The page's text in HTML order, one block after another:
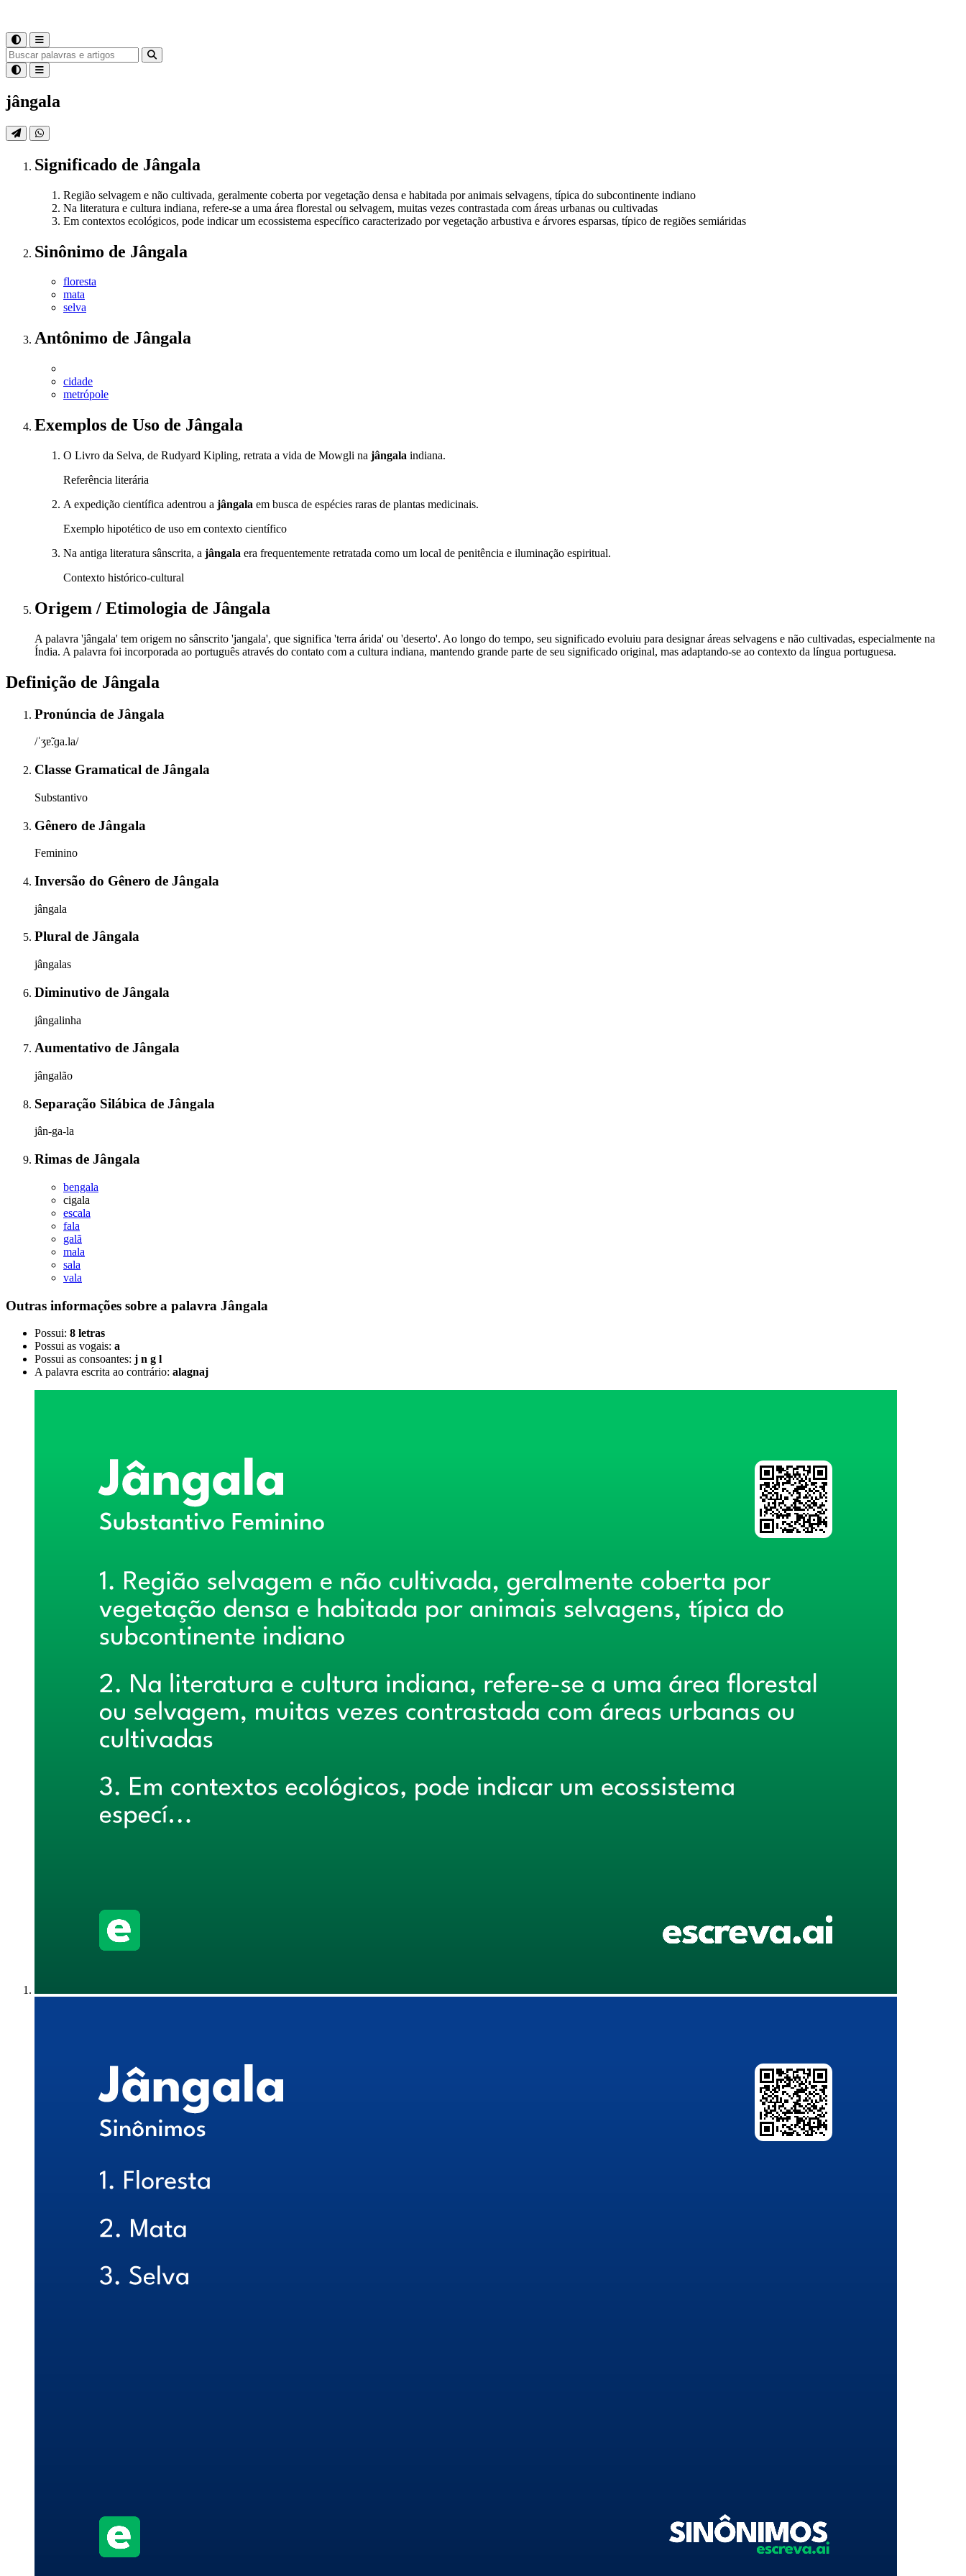
jângala
Significado de Jângala
Região selvagem e não cultivada, geralmente coberta por vegetação densa e habitada por animais selvagens, típica do subcontinente indiano
Na literatura e cultura indiana, refere-se a uma área florestal ou selvagem, muitas vezes contrastada com áreas urbanas ou cultivadas
Em contextos ecológicos, pode indicar um ecossistema específico caracterizado por vegetação arbustiva e árvores esparsas, típico de regiões semiáridas
Sinônimo de Jângala
floresta
mata
selva
Antônimo de Jângala
cidade
metrópole
Exemplos de Uso de Jângala
O Livro da Selva, de Rudyard Kipling, retrata a vida de Mowgli na jângala indiana.
Referência literária
A expedição científica adentrou a jângala em busca de espécies raras de plantas medicinais.
Exemplo hipotético de uso em contexto científico
Na antiga literatura sânscrita, a jângala era frequentemente retratada como um local de penitência e iluminação espiritual.
Contexto histórico-cultural
Origem / Etimologia de Jângala
A palavra 'jângala' tem origem no sânscrito 'jangala', que significa 'terra árida' ou 'deserto'. Ao longo do tempo, seu significado evoluiu para designar áreas selvagens e não cultivadas, especialmente na
Índia. A palavra foi incorporada ao português através do contato com a cultura indiana, mantendo grande parte de seu significado original, mas adaptando-se ao contexto da língua portuguesa.
Definição de Jângala
Pronúncia de Jângala
/ˈʒɐ̃.ɡa.la/
Classe Gramatical de Jângala
Substantivo
Gênero de Jângala
Feminino
Inversão do Gênero de Jângala
jângala
Plural de Jângala
jângalas
Diminutivo de Jângala
jângalinha
Aumentativo de Jângala
jângalão
Separação Silábica de Jângala
jân-ga-la
Rimas de Jângala
bengala
cigala
escala
fala
galã
mala
sala
vala
Outras informações sobre a palavra Jângala
Possui: 8 letras
Possui as vogais: a
Possui as consoantes: j n g l
A palavra escrita ao contrário: alagnaj